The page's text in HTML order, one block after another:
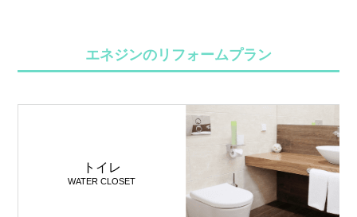
エネジンのリフォームプラン
トイレ
WATER CLOSET